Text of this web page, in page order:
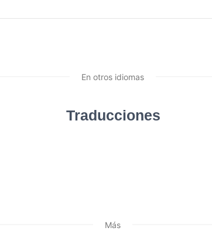
En otros idiomas
Traducciones
Más